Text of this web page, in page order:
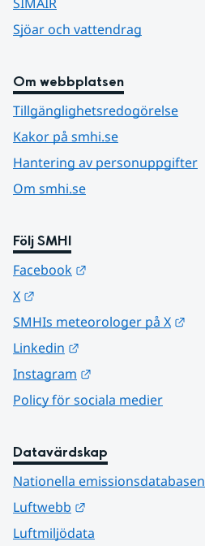
Sjöar och vattendrag
Om webbplatsen
Tillgänglighetsredogörelse
Kakor på smhi.se
Hantering av personuppgifter
Om smhi.se
Följ SMHI
Facebook
X
SMHIs meteorologer på X
Linkedin
Instagram
Policy för sociala medier
Datavärdskap
Nationella emissionsdatabasen
Luftwebb
Luftmiljödata